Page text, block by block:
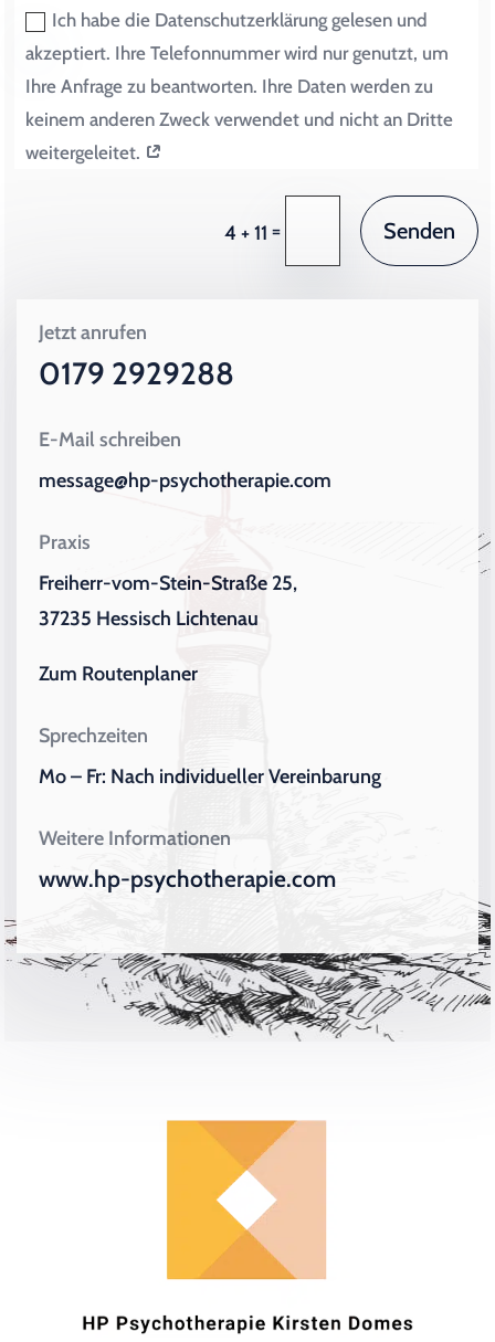
Ich habe die Datenschutzerklärung gelesen und
akzeptiert. Ihre Telefonnummer wird nur genutzt, um
Ihre Anfrage zu beantworten. Ihre Daten werden zu
keinem anderen Zweck verwendet und nicht an Dritte
weitergeleitet.
4 + 11 = Senden
Jetzt anrufen
0179 2929288
E-Mail schreiben
message@hp-psychotherapie.com
Praxis
Freiherr-vom-Stein-Straße 25,
37235 Hessisch Lichtenau
Zum Routenplaner
Sprechzeiten
Mo – Fr: Nach individueller Vereinbarung
Weitere Informationen
www.hp-psychotherapie.com